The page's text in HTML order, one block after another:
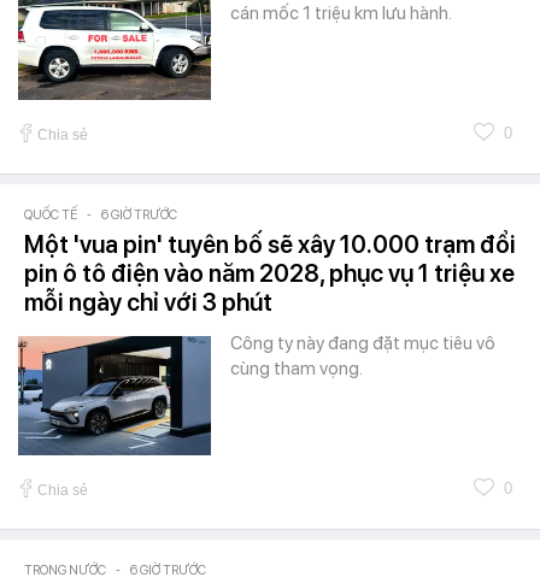
cán mốc 1 triệu km lưu hành.
Chia sẻ 0
QUỐC TẾ - 6 GIỜ TRƯỚC
Một 'vua pin' tuyên bố sẽ xây 10.000 trạm đổi
pin ô tô điện vào năm 2028, phục vụ 1 triệu xe
mỗi ngày chỉ với 3 phút
Công ty này đang đặt mục tiêu vô
cùng tham vọng.
Chia sẻ 0
TRONG NƯỚC - 6 GIỜ TRƯỚC